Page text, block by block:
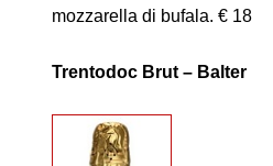
mozzarella di bufala. € 18
Trentodoc Brut – Balter